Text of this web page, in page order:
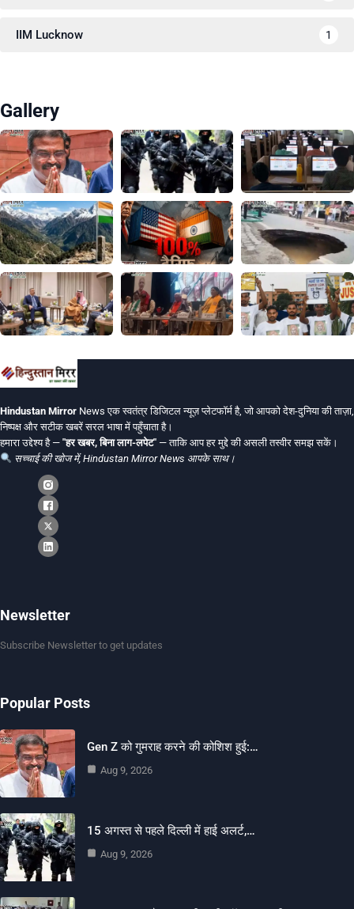
IIM Lucknow 1
Gallery
Hindustan Mirror News एक स्वतंत्र डिजिटल न्यूज़ प्लेटफॉर्म है, जो आपको देश-दुनिया की ताज़ा,
निष्पक्ष और सटीक खबरें सरल भाषा में पहुँचाता है।
हमारा उद्देश्य है — "हर खबर, बिना लाग-लपेट" — ताकि आप हर मुद्दे की असली तस्वीर समझ सकें।
सच्चाई की खोज में, Hindustan Mirror News आपके साथ।
Newsletter
Subscribe Newsletter to get updates
Popular Posts
Gen Z को गुमराह करने की कोशिश हुई:…
Aug 9, 2026
15 अगस्त से पहले दिल्ली में हाई अलर्ट,…
Aug 9, 2026